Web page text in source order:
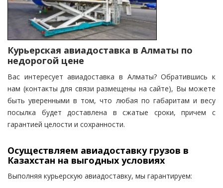
Курьерская авиадоставка в Алматы по
недорогой цене
Вас интересует авиадоставка в Алматы? Обратившись к
нам (контакты для связи размещены на сайте), Вы можете
быть уверенными в том, что любая по габаритам и весу
посылка будет доставлена в сжатые сроки, причем с
гарантией целости и сохранности.
Осуществляем авиадоставку грузов в
Казахстан на выгодных условиях
Выполняя курьерскую авиадоставку, мы гарантируем: